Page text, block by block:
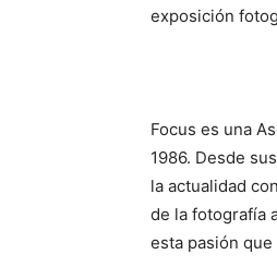
exposición
Focus es una
1986. Desde
la actualidad
de la fotografía
esta pasión